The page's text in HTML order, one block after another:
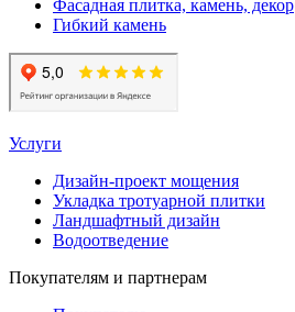
Фасадная плитка, камень, декор
Гибкий камень
Услуги
Дизайн-проект мощения
Укладка тротуарной плитки
Ландшафтный дизайн
Водоотведение
Покупателям и партнерам